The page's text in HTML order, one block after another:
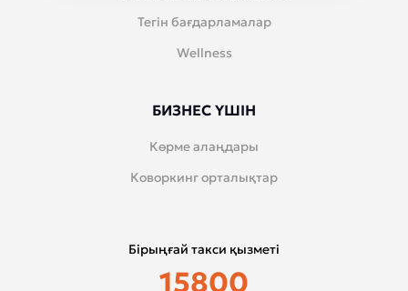
Тегін бағдарламалар
Wellness
БИЗНЕС ҮШІН
Көрме алаңдары
Коворкинг орталықтар
Бірыңғай такси қызметі
15800